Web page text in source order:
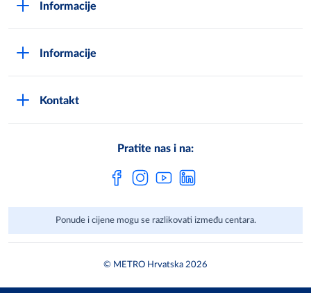
DPN zaštita podatak
Informacije
Informacije
Kontakt
Pratite nas i na:
Ponude i cijene mogu se razlikovati između centara.
© METRO Hrvatska 2026